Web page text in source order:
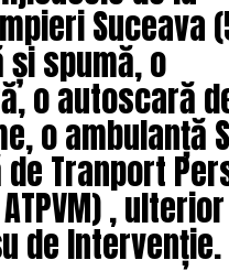
Suceava
spumă, o
o autoscară
o ambulanță
Tranport
,
de Intervenție.